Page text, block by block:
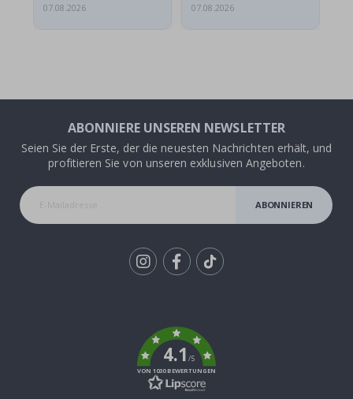
07.08.2026
07.08.2026
ABONNIERE UNSEREN NEWSLETTER
Seien Sie der Erste, der die neuesten Nachrichten erhält, und
profitieren Sie von unseren exklusiven Angeboten.
ABONNIEREN
4.1/5
VON 1030 BEWERTUNGEN